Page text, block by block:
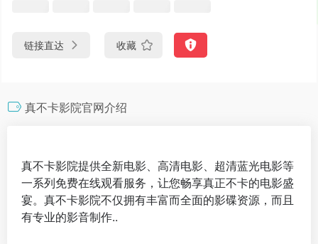
链接直达 收藏
真不卡影院官网介绍
真不卡影院提供全新电影、高清电影、超清蓝光电影等
一系列免费在线观看服务，让您畅享真正不卡的电影盛
宴。真不卡影院不仅拥有丰富而全面的影碟资源，而且
有专业的影音制作..